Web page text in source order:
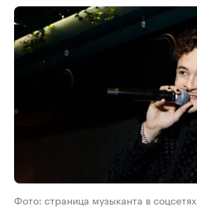
Фото: страница музыканта в соцсетях